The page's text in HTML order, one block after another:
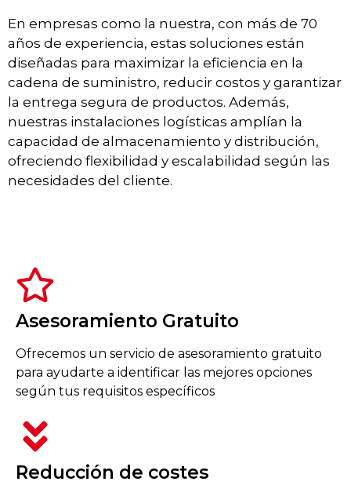
En empresas como la nuestra, con más de 70
años de experiencia, estas soluciones están
diseñadas para maximizar la eficiencia en la
cadena de suministro, reducir costos y garantizar
la entrega segura de productos. Además,
nuestras instalaciones logísticas amplían la
capacidad de almacenamiento y distribución,
ofreciendo flexibilidad y escalabilidad según las
necesidades del cliente.
Asesoramiento Gratuito
Ofrecemos un servicio de asesoramiento gratuito
para ayudarte a identificar las mejores opciones
según tus requisitos específicos
Reducción de costes